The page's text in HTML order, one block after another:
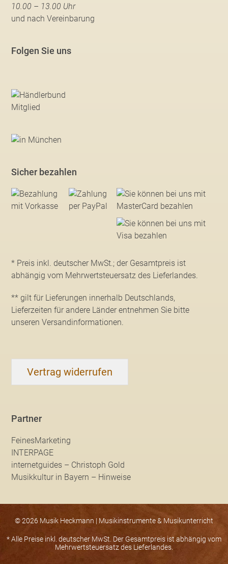
10.00 – 13.00 Uhr
und nach Vereinbarung
Folgen Sie uns
Sicher bezahlen
* Preis inkl. deutscher MwSt.; der Gesamtpreis ist
abhängig vom Mehrwertsteuersatz des Lieferlandes.
** gilt für Lieferungen innerhalb Deutschlands,
Lieferzeiten für andere Länder entnehmen Sie bitte
unseren Versandinformationen.
Vertrag widerrufen
Partner
FeinesMarketing
INTERPAGE
internetguides – Christoph Gold
Musikkultur in Bayern – Hinweise
© 2026 Musik Heckmann | Musikinstrumente & Musikunterricht
* Alle Preise inkl. deutscher MwSt. Der Gesamtpreis ist abhängig vom
Mehrwertsteuersatz des Lieferlandes.